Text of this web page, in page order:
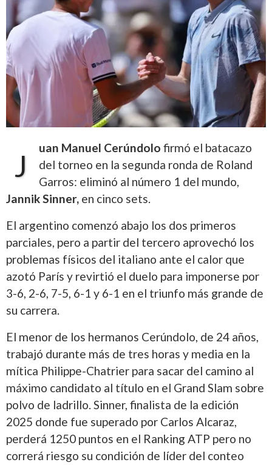
J
uan Manuel Cerúndolo firmó el batacazo
del torneo en la segunda ronda de Roland
Garros: eliminó al número 1 del mundo,
Jannik Sinner, en cinco sets.
El argentino comenzó abajo los dos primeros
parciales, pero a partir del tercero aprovechó los
problemas físicos del italiano ante el calor que
azotó París y revirtió el duelo para imponerse por
3-6, 2-6, 7-5, 6-1 y 6-1 en el triunfo más grande de
su carrera.
El menor de los hermanos Cerúndolo, de 24 años,
trabajó durante más de tres horas y media en la
mítica Philippe-Chatrier para sacar del camino al
máximo candidato al título en el Grand Slam sobre
polvo de ladrillo. Sinner, finalista de la edición
2025 donde fue superado por Carlos Alcaraz,
perderá 1250 puntos en el Ranking ATP pero no
correrá riesgo su condición de líder del conteo